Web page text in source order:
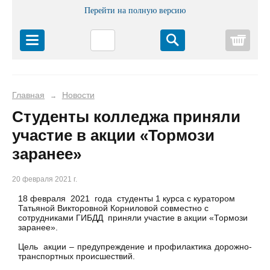
Перейти на полную версию
Главная → Новости
Студенты колледжа приняли
участие в акции «Тормози
заранее»
20 февраля 2021 г.
18 февраля 2021 года студенты 1 курса с куратором
Татьяной Викторовной Корниловой совместно с
сотрудниками ГИБДД приняли участие в акции «Тормози
заранее».
Цель акции – предупреждение и профилактика дорожно-
транспортных происшествий.